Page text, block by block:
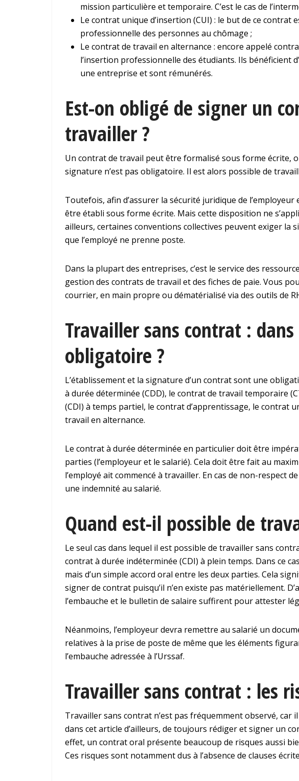
mission particulière et temporaire. C’est le cas de
Le contrat unique d’insertion (CUI) : le but de ce contrat
professionnelle des personnes au chômage ;
Le contrat de travail en alternance : encore appelé
l’insertion professionnelle des étudiants. Ils bénéficient
une entreprise et sont rémunérés.
Est-on obligé de signer un
travailler ?
Un contrat de travail peut être formalisé sous forme écrite,
signature n’est pas obligatoire. Il est alors possible de
Toutefois, afin d’assurer la sécurité juridique de
être établi sous forme écrite. Mais cette disposition ne
ailleurs, certaines conventions collectives peuvent exiger la
que l’employé ne prenne poste.
Dans la plupart des entreprises, c’est le service des
gestion des contrats de travail et des fiches de paie. Vous
courrier, en main propre ou dématérialisé via des outils de
Travailler sans contrat :
obligatoire ?
L’établissement et la signature d’un contrat sont une
à durée déterminée (CDD), le contrat de travail temporaire
(CDI) à temps partiel, le contrat d’apprentissage, le contrat
travail en alternance.
Le contrat à durée déterminée en particulier doit être
parties (l’employeur et le salarié). Cela doit être fait au
l’employé ait commencé à travailler. En cas de non-respect
une indemnité au salarié.
Quand est-il possible de
Le seul cas dans lequel il est possible de travailler sans
contrat à durée indéterminée (CDI) à plein temps. Dans ce
mais d’un simple accord oral entre les deux parties. Cela
signer de contrat puisqu’il n’en existe pas matériellement.
l’embauche et le bulletin de salaire suffirent pour attester
Néanmoins, l’employeur devra remettre au salarié un
relatives à la prise de poste de même que les éléments
l’embauche adressée à l’Urssaf.
Travailler sans contrat : les
Travailler sans contrat n’est pas fréquemment observé, car
dans cet article d’ailleurs, de toujours rédiger et signer un
effet, un contrat oral présente beaucoup de risques aussi
Ces risques sont notamment dus à l’absence de clauses